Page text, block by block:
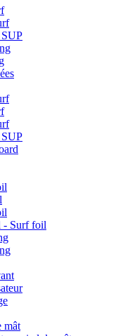
- Surf foil
mât